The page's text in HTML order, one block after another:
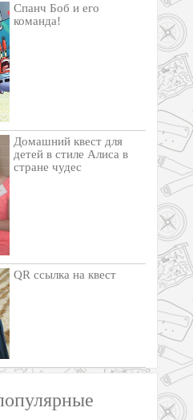
Спанч Боб и его
команда!
Домашний квест для
детей в стиле Алиса в
стране чудес
QR ссылка на квест